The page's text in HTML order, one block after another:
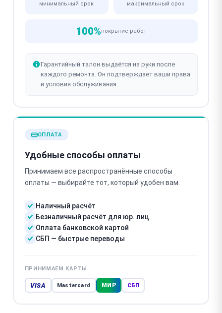
минимальный срок максимальный срок
100%покрытие работ
Гарантийный талон выдаётся на руки после
каждого ремонта. Он подтверждает ваши права
и условия обслуживания.
ОПЛАТА
Удобные способы оплаты
Принимаем все распространённые способы
оплаты — выбирайте тот, который удобен вам.
Наличный расчёт
Безналичный расчёт для юр. лиц
Оплата банковской картой
СБП — быстрые переводы
ПРИНИМАЕМ КАРТЫ
VISA Mastercard МИР СБП